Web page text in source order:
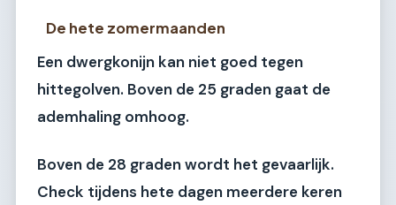
De hete zomermaanden
Een dwergkonijn kan niet goed tegen
hittegolven. Boven de 25 graden gaat de
ademhaling omhoog.
Boven de 28 graden wordt het gevaarlijk.
Check tijdens hete dagen meerdere keren